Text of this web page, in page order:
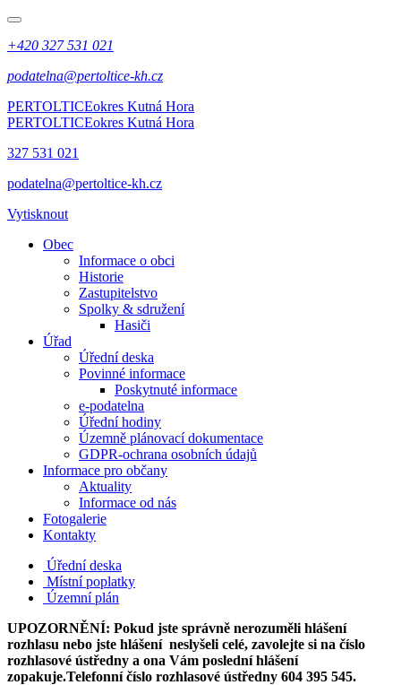
+420 327 531 021
podatelna@pertoltice-kh.cz
PERTOLTICEokres Kutná Hora
PERTOLTICEokres Kutná Hora
327 531 021
podatelna@pertoltice-kh.cz
Vytisknout
Obec
Informace o obci
Historie
Zastupitelstvo
Spolky & sdružení
Hasiči
Úřad
Úřední deska
Povinné informace
Poskytnuté informace
e-podatelna
Úřední hodiny
Územně plánovací dokumentace
GDPR-ochrana osobních údajů
Informace pro občany
Aktuality
Informace od nás
Fotogalerie
Kontakty
Úřední deska
Místní poplatky
Územní plán
UPOZORNĚNÍ: Pokud jste správně nerozuměli hlášení
rozhlasu nebo jste hlášení neslyšeli celé, zavolejte si na číslo
rozhlasové ústředny a ona Vám poslední hlášení
zopakuje.Telefonní číslo rozhlasové ústředny 604 395 545.